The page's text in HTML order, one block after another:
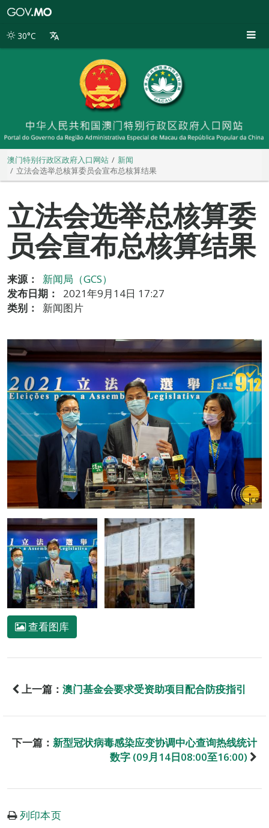
别
30°C
澳门特别行政区政府入口网站
新闻
立法会选举总核算委员会宣布总核算结果
立法会选举总核算委
员会宣布总核算结果
来源：
新闻局（GCS）
发布日期：
2021年9月14日 17:27
类别：
新闻图片
查看图库
上一篇： 澳门基金会要求受资助项目配合防疫指引
下一篇： 新型冠状病毒感染应变协调中心查询热线统计
数字 (09月14日08:00至16:00)
列印本页